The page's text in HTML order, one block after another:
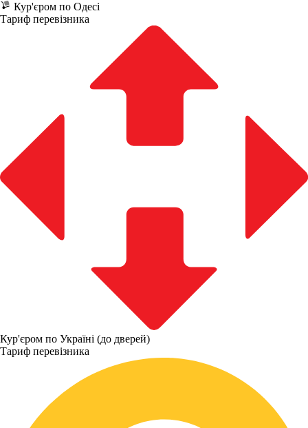
Кур'єром по Одесі
Тариф перевізника
Кур'єром по Україні (до дверей)
Тариф перевізника